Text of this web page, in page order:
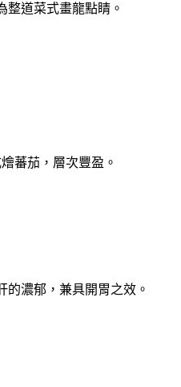
道菜式畫龍點睛。
蕃茄，層次豐盈。
濃郁，兼具開胃之效。